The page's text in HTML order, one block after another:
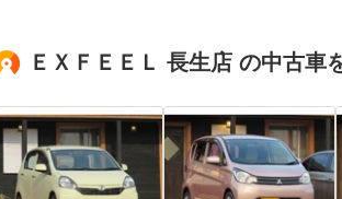
ライト 両側電動ド
ＥＸＦＥＥＬ 長生店 の中古車